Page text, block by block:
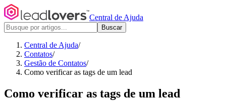
Central de Ajuda
Buscar
Central de Ajuda/
Contatos/
Gestão de Contatos/
Como verificar as tags de um lead
Como verificar as tags de um lead